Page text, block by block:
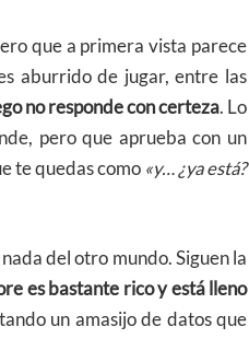
que a primera vista parece
aburrido de jugar, entre las
no responde con certeza. Lo
pero que aprueba con un
te quedas como «y… ¿ya está?
del otro mundo. Siguen la
es bastante rico y está lleno
un amasijo de datos que